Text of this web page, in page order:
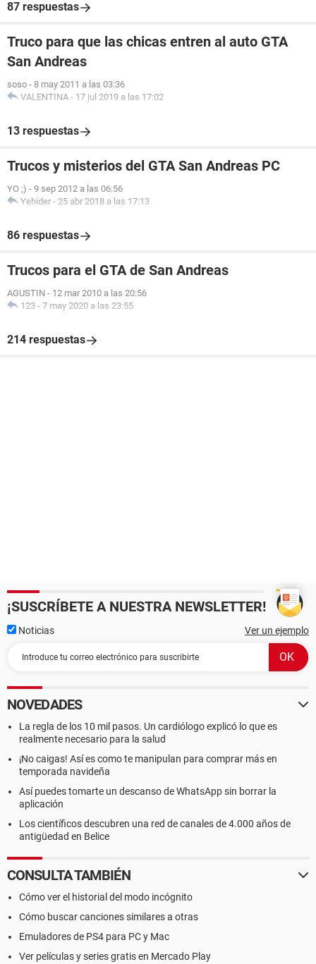
87 respuestas
Truco para que las chicas entren al auto GTA
San Andreas
soso - 8 may 2011 a las 03:36
VALENTINA - 17 jul 2019 a las 17:02
13 respuestas
Trucos y misterios del GTA San Andreas PC
YO ;) - 9 sep 2012 a las 06:56
Yehider - 25 abr 2018 a las 17:13
86 respuestas
Trucos para el GTA de San Andreas
AGUSTIN - 12 mar 2010 a las 20:56
123 - 7 may 2020 a las 23:55
214 respuestas
¡SUSCRÍBETE A NUESTRA NEWSLETTER!
Noticias Ver un ejemplo
NOVEDADES
La regla de los 10 mil pasos. Un cardiólogo explicó lo que es
realmente necesario para la salud
¡No caigas! Así es como te manipulan para comprar más en
temporada navideña
Así puedes tomarte un descanso de WhatsApp sin borrar la
aplicación
Los científicos descubren una red de canales de 4.000 años de
antigüedad en Belice
CONSULTA TAMBIÉN
Cómo ver el historial del modo incógnito
Cómo buscar canciones similares a otras
Emuladores de PS4 para PC y Mac
Ver películas y series gratis en Mercado Play